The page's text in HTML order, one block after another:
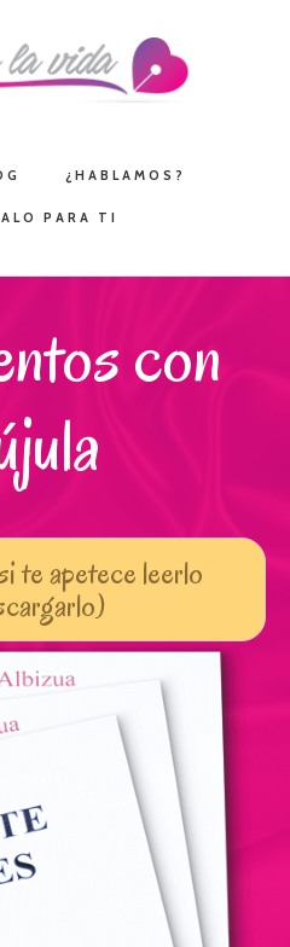
¿HABLAMOS?
PARA TI
con
te apetece leerlo